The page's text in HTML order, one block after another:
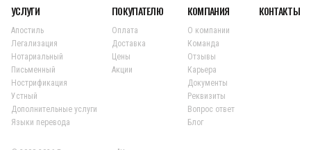
УСЛУГИ
Апостиль
Легализация
Нотариальный
Письменный
Нострификация
Устный
Дополнительные услуги
Языки перевода
ПОКУПАТЕЛЮ
Оплата
Доставка
Цены
Акции
КОМПАНИЯ
О компании
Команда
Отзывы
Карьера
Документы
Реквизиты
Вопрос ответ
Блог
КОНТАКТЫ